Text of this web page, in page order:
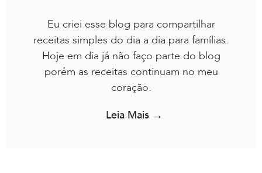
Eu criei esse blog para compartilhar
receitas simples do dia a dia para famílias.
Hoje em dia já não faço parte do blog
porém as receitas continuam no meu
coração.
Leia Mais →